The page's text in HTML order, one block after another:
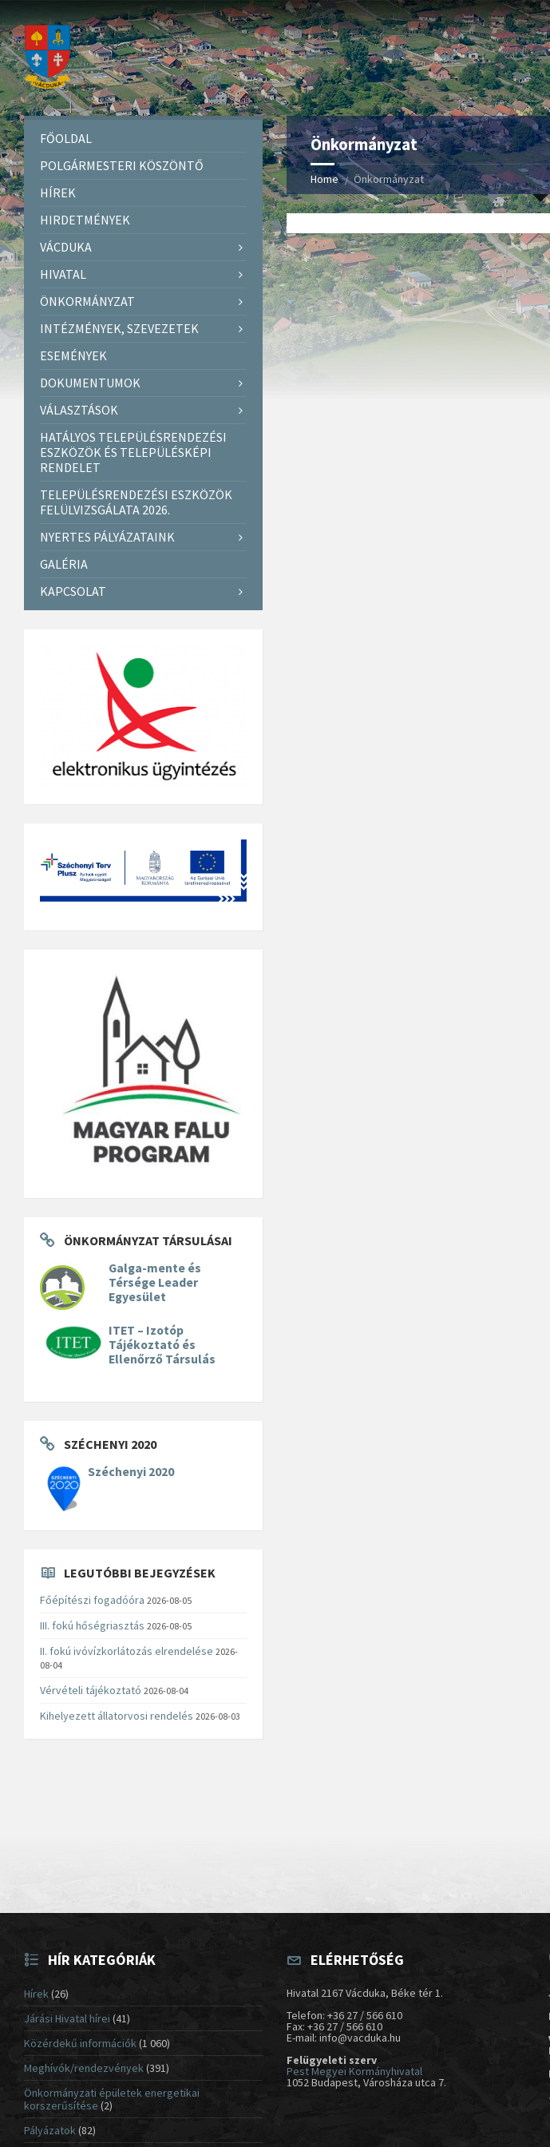
Önkormányzat
Home Önkormányzat
FŐOLDAL
POLGÁRMESTERI KÖSZÖNTŐ
HÍREK
HIRDETMÉNYEK
VÁCDUKA
HIVATAL
ÖNKORMÁNYZAT
INTÉZMÉNYEK, SZEVEZETEK
ESEMÉNYEK
DOKUMENTUMOK
VÁLASZTÁSOK
HATÁLYOS TELEPÜLÉSRENDEZÉSI
ESZKÖZÖK ÉS TELEPÜLÉSKÉPI
RENDELET
TELEPÜLÉSRENDEZÉSI ESZKÖZÖK
FELÜLVIZSGÁLATA 2026.
NYERTES PÁLYÁZATAINK
GALÉRIA
KAPCSOLAT
ÖNKORMÁNYZAT TÁRSULÁSAI
Galga-mente és
Térsége Leader
Egyesület
ITET – Izotóp
Tájékoztató és
Ellenőrző Társulás
SZÉCHENYI 2020
Széchenyi 2020
LEGUTÓBBI BEJEGYZÉSEK
Főépítészi fogadóóra 2026-08-05
III. fokú hőségriasztás 2026-08-05
II. fokú ivóvízkorlátozás elrendelése 2026-
08-04
Vérvételi tájékoztató 2026-08-04
Kihelyezett állatorvosi rendelés 2026-08-03
HÍR KATEGÓRIÁK
Hírek (26)
Járási Hivatal hírei (41)
Közérdekű információk(1 060)
Meghívók/rendezvények(391)
Önkormányzati épületek energetikai
korszerűsítése (2)
Pályázatok(82)
ELÉRHETŐSÉG
Hivatal 2167 Vácduka, Béke tér 1.
Telefon: +36 27 / 566 610
Fax: +36 27 / 566 610
E-mail: info@vacduka.hu
Felügyeleti szerv
Pest Megyei Kormányhivatal
1052 Budapest, Városháza utca 7.